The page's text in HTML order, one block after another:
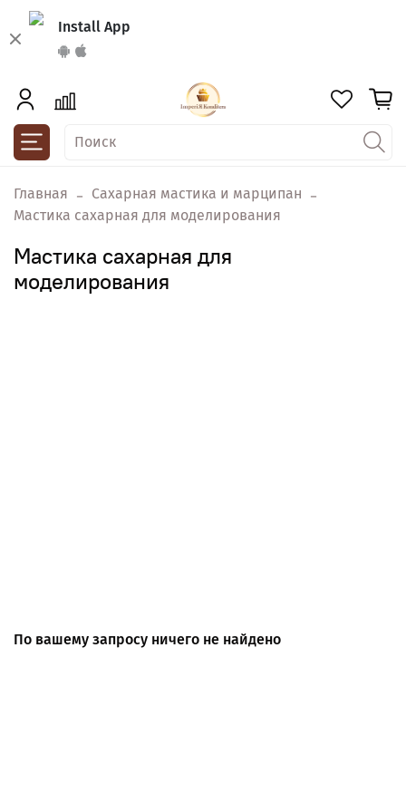
Install App
Главная
Сахарная мастика и марципан
Мастика сахарная для моделирования
Мастика сахарная для
моделирования
По вашему запросу ничего не найдено